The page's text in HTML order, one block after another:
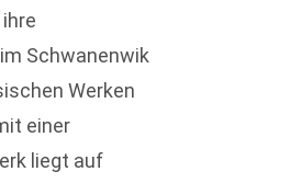
Schwanenwik
Werken
einer
liegt auf